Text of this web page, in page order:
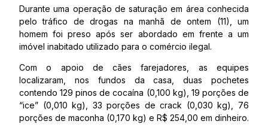
Durante uma operação de saturação em área conhecida
pelo tráfico de drogas na manhã de ontem (11), um
homem foi preso após ser abordado em frente a um
imóvel inabitado utilizado para o comércio ilegal.
Com o apoio de cães farejadores, as equipes
localizaram, nos fundos da casa, duas pochetes
contendo 129 pinos de cocaína (0,100 kg), 19 porções de
“ice” (0,010 kg), 33 porções de crack (0,030 kg), 76
porções de maconha (0,170 kg) e R$ 254,00 em dinheiro.